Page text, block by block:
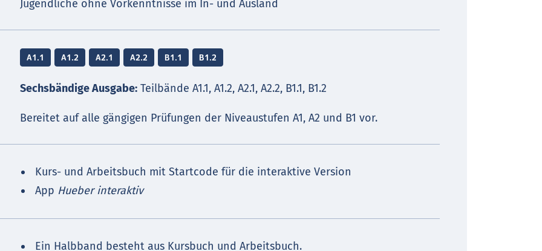
Jugendliche ohne Vorkenntnisse im In- und Ausland
A1.1 A1.2 A2.1 A2.2 B1.1 B1.2
Sechsbändige Ausgabe:Teilbände A1.1, A1.2, A2.1, A2.2, B1.1, B1.2
Bereitet auf alle gängigen Prüfungen der Niveaustufen A1, A2 und B1 vor.
Kurs- und Arbeitsbuch mit Startcode für die interaktive Version
App Hueber interaktiv
Ein Halbband besteht aus Kursbuch und Arbeitsbuch.